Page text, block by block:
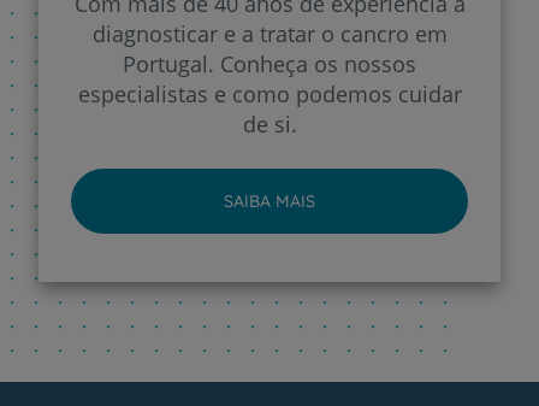
diagnosticar e a tratar o cancro em
Portugal. Conheça os nossos
especialistas e como podemos cuidar
de si.
SAIBA MAIS